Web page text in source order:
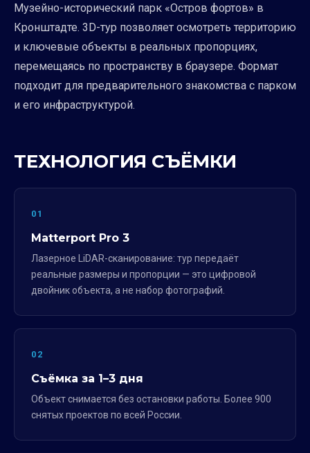
Музейно-исторический парк «Остров фортов» в
Кронштадте. 3D-тур позволяет осмотреть территорию
и ключевые объекты в реальных пропорциях,
перемещаясь по пространству в браузере. Формат
подходит для предварительного знакомства с парком
и его инфраструктурой.
ТЕХНОЛОГИЯ СЪЁМКИ
01
Matterport Pro 3
Лазерное LiDAR-сканирование: тур передаёт
реальные размеры и пропорции — это цифровой
двойник объекта, а не набор фотографий.
02
Съёмка за 1–3 дня
Объект снимается без остановки работы. Более 900
снятых проектов по всей России.